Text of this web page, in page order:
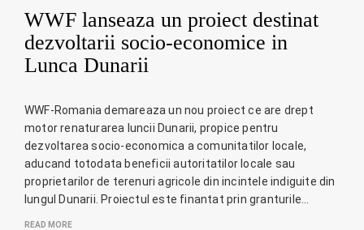
WWF lanseaza un proiect destinat
dezvoltarii socio-economice in
Lunca Dunarii
WWF-Romania demareaza un nou proiect ce are drept
motor renaturarea luncii Dunarii, propice pentru
dezvoltarea socio-economica a comunitatilor locale,
aducand totodata beneficii autoritatilor locale sau
proprietarilor de terenuri agricole din incintele indiguite din
lungul Dunarii. Proiectul este finantat prin granturile…
READ MORE